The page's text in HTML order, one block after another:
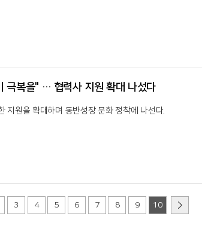
극복을" … 협력사 지원 확대 나섰다
지원을 확대하며 동반성장 문화 정착에 나선다.
3 4 5 6 7 8 9 10